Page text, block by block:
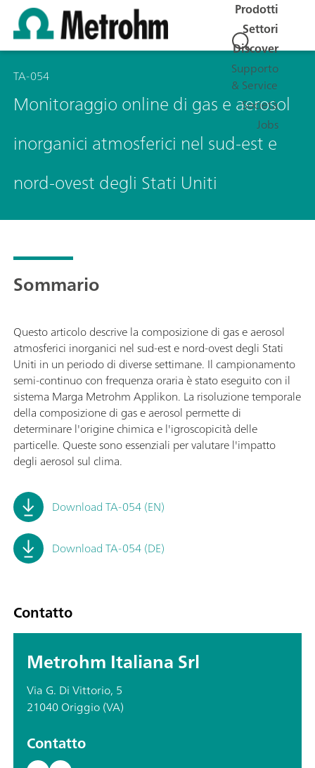
Prodotti
Settori
Discover
Supporto
& Service
Società
Jobs
TA-054
Monitoraggio online di gas e aerosol
inorganici atmosferici nel sud-est e
nord-ovest degli Stati Uniti
Sommario
Questo articolo descrive la composizione di gas e aerosol
atmosferici inorganici nel sud-est e nord-ovest degli Stati
Uniti in un periodo di diverse settimane. Il campionamento
semi-continuo con frequenza oraria è stato eseguito con il
sistema Marga Metrohm Applikon. La risoluzione temporale
della composizione di gas e aerosol permette di
determinare l'origine chimica e l'igroscopicità delle
particelle. Queste sono essenziali per valutare l'impatto
degli aerosol sul clima.
Download TA-054 (EN)
Download TA-054 (DE)
Contatto
Metrohm Italiana Srl
Via G. Di Vittorio, 5
21040 Origgio (VA)
Contatto